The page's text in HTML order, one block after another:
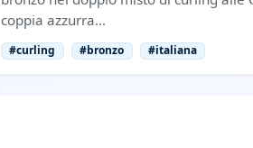
coppia azzurra…
#curling #bronzo #italiana